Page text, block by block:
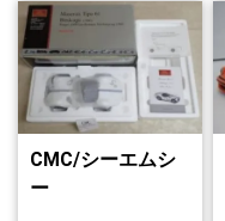
CMC/シーエムシ
ー